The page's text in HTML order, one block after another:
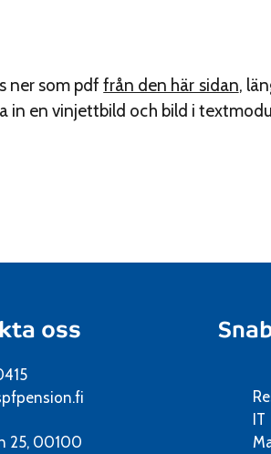
ner som pdffrån den här sidan,
in en vinjettbild och bild i
oss
25, 00100
IT